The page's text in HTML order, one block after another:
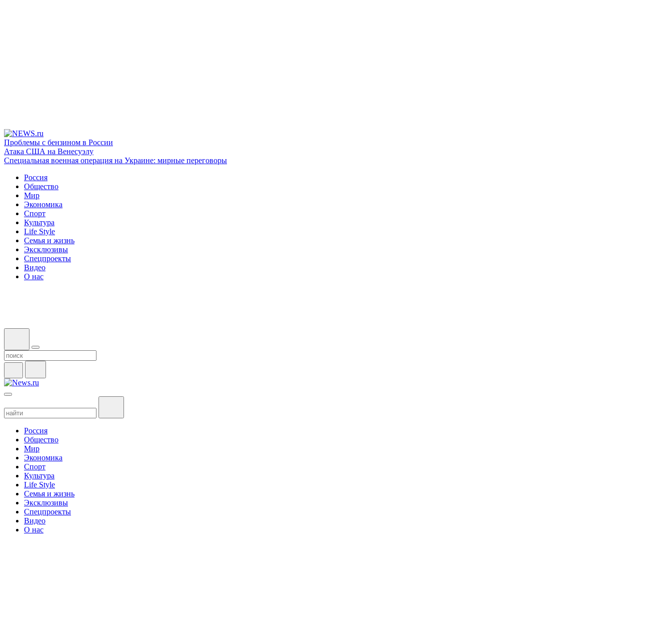
Проблемы с бензином в России
Атака США на Венесуэлу
Специальная военная операция на Украине: мирные переговоры
Россия
Общество
Мир
Экономика
Спорт
Культура
Life Style
Семья и жизнь
Эксклюзивы
Спецпроекты
Видео
О нас
Россия
Общество
Мир
Экономика
Спорт
Культура
Life Style
Семья и жизнь
Эксклюзивы
Спецпроекты
Видео
О нас